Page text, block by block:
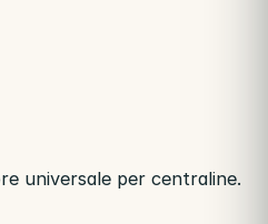
universale per centraline.